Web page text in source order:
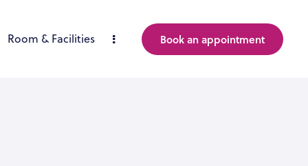
Room & Facilities Book an appointment